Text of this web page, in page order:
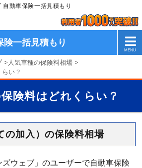
動車保険一括見積もり
険一括見積もり
> 人気車種の保険料相場 >
い？
険料はどれくらい？
の加入）の保険料相場
ズウェブ」のユーザーで自動車保険